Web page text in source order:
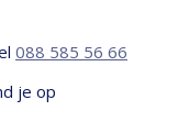
088 585 56 66
je op